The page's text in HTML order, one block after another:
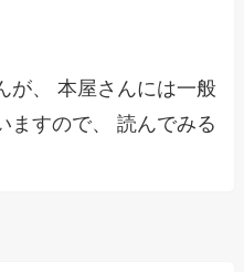
、
本屋さんには一般
すので、
読んでみる